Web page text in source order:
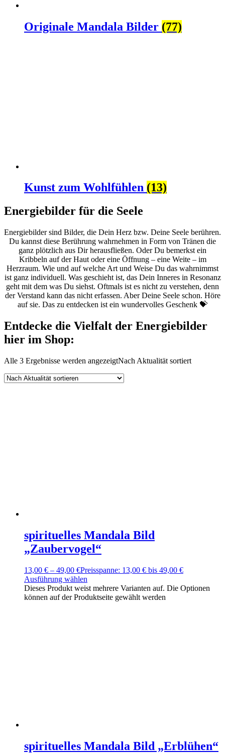
Originale Mandala Bilder (77)
Kunst zum Wohlfühlen (13)
Energiebilder für die Seele
Energiebilder sind Bilder, die Dein Herz bzw. Deine Seele berühren.
Du kannst diese Berührung wahrnehmen in Form von Tränen die
ganz plötzlich aus Dir herausfließen. Oder Du bemerkst ein
Kribbeln auf der Haut oder eine Öffnung – eine Weite – im
Herzraum. Wie und auf welche Art und Weise Du das wahrnimmst
ist ganz individuell. Was geschieht ist, das Dein Inneres in Resonanz
geht mit dem was Du siehst. Oftmals ist es nicht zu verstehen, denn
der Verstand kann das nicht erfassen. Aber Deine Seele schon. Höre
auf sie. Das zu entdecken ist ein wundervolles Geschenk 💝
Entdecke die Vielfalt der Energiebilder
hier im Shop:
Alle 3 Ergebnisse werden angezeigtNach Aktualität sortiert
spirituelles Mandala Bild
„Zaubervogel“
13,00 € – 49,00 €Preisspanne: 13,00 € bis 49,00 €
Ausführung wählen
Dieses Produkt weist mehrere Varianten auf. Die Optionen
können auf der Produktseite gewählt werden
spirituelles Mandala Bild „Erblühen“